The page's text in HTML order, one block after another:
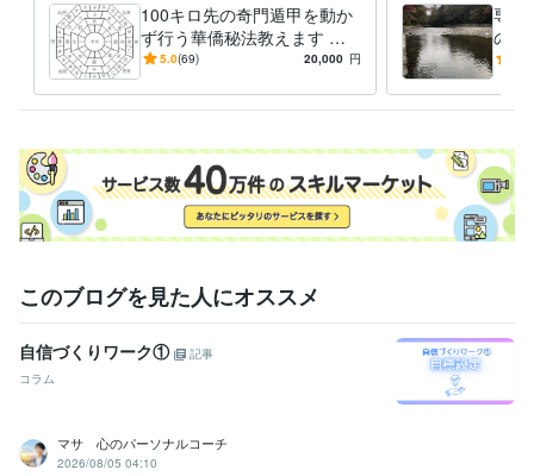
100キロ先の奇門遁甲を動か
ず行う華僑秘法教えます 直
伝☆遠方へ旅行しなくても方
5.0(69) 20,000 円
専用
のご
このブログを見た人にオススメ
自信づくりワーク①
記事
コラム
マサ 心のパーソナルコーチ
2026/08/05 04:10